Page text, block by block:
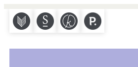
M S K P